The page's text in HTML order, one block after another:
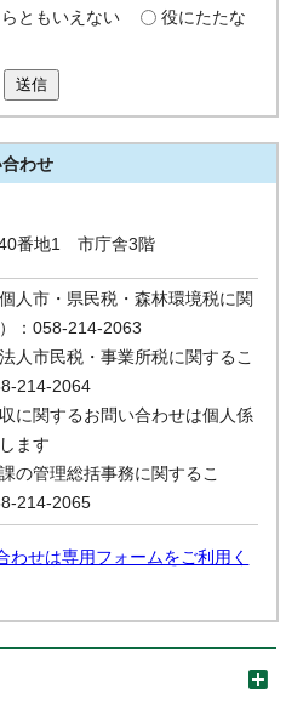
ともいえない
役にたたな
送信
わせ
番地1 市庁舎3階
人市・県民税・森林環境税に関
：058-214-2063
人市民税・事業所税に関するこ
214-2064
に関するお問い合わせは個人係
ます
の管理総括事務に関するこ
214-2065
わせは専用フォームをご利用く